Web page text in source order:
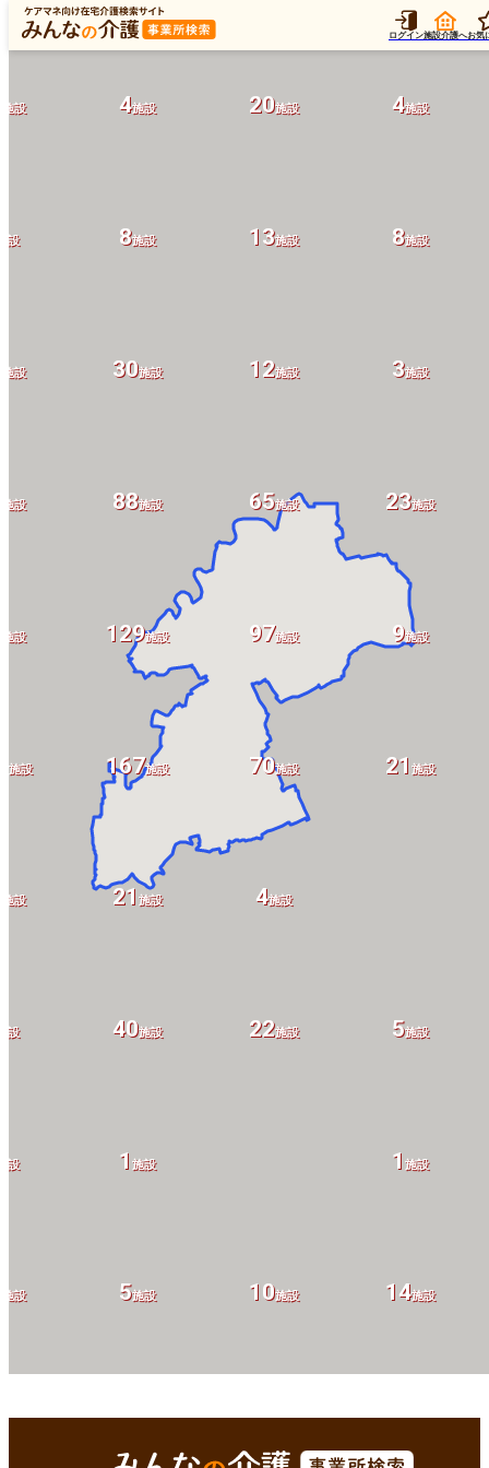
ログイン施設介護へお気
3
施設 5施設 10施設 14施設
設 1 施設 1 施設
設 40施設 22施設 5施設
施設 21 施設 4施設
施設 167施設 70施設 21 施設
施設 129施設 97施設 9施設
施設 88施設 65施設 23施設
施設 30施設 12施設 3施設
設 8施設 13施設 8施設
施設 4施設 20施設 4施設